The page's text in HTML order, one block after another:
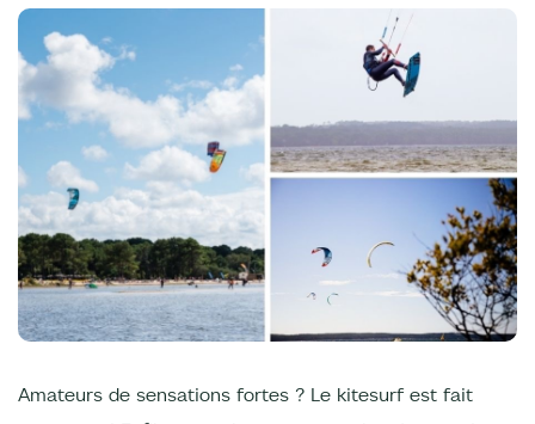
Amateurs de sensations fortes ? Le kitesurf est fait